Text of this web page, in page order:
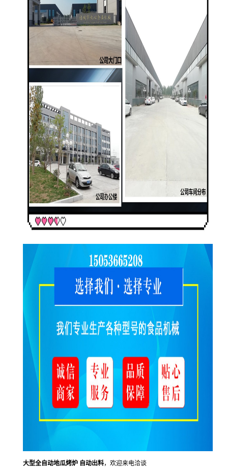
大型全自动地瓜烤炉 自动出料，欢迎来电洽谈